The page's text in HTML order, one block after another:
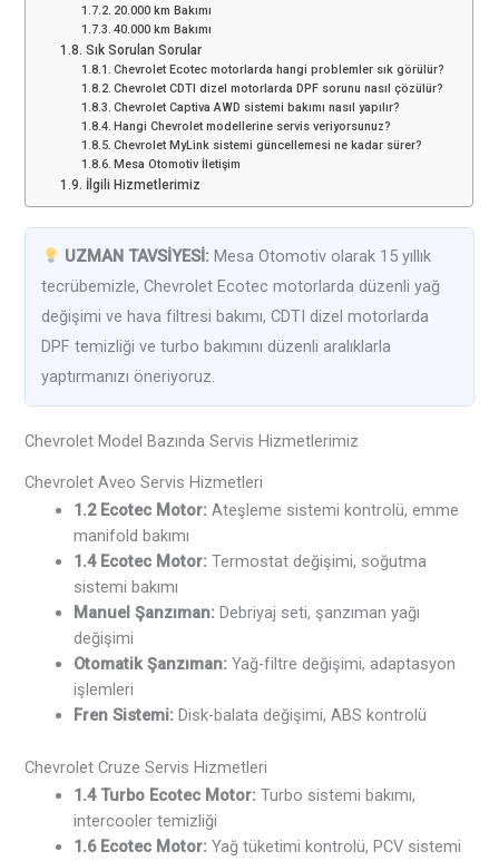
20.000 km Bakımı
40.000 km Bakımı
Sık Sorulan Sorular
Chevrolet Ecotec motorlarda hangi problemler sık görülür?
Chevrolet CDTI dizel motorlarda DPF sorunu nasıl çözülür?
Chevrolet Captiva AWD sistemi bakımı nasıl yapılır?
Hangi Chevrolet modellerine servis veriyorsunuz?
Chevrolet MyLink sistemi güncellemesi ne kadar sürer?
Mesa Otomotiv İletişim
İlgili Hizmetlerimiz
UZMAN TAVSİYESİ: Mesa Otomotiv olarak 15 yıllık
tecrübemizle, Chevrolet Ecotec motorlarda düzenli yağ
değişimi ve hava filtresi bakımı, CDTI dizel motorlarda
DPF temizliği ve turbo bakımını düzenli aralıklarla
yaptırmanızı öneriyoruz.
Chevrolet Model Bazında Servis Hizmetlerimiz
Chevrolet Aveo Servis Hizmetleri
1.2 Ecotec Motor: Ateşleme sistemi kontrolü, emme
manifold bakımı
1.4 Ecotec Motor: Termostat değişimi, soğutma
sistemi bakımı
Manuel Şanzıman: Debriyaj seti, şanzıman yağı
değişimi
Otomatik Şanzıman: Yağ-filtre değişimi, adaptasyon
işlemleri
Fren Sistemi: Disk-balata değişimi, ABS kontrolü
Chevrolet Cruze Servis Hizmetleri
1.4 Turbo Ecotec Motor: Turbo sistemi bakımı,
intercooler temizliği
1.6 Ecotec Motor: Yağ tüketimi kontrolü, PCV sistemi